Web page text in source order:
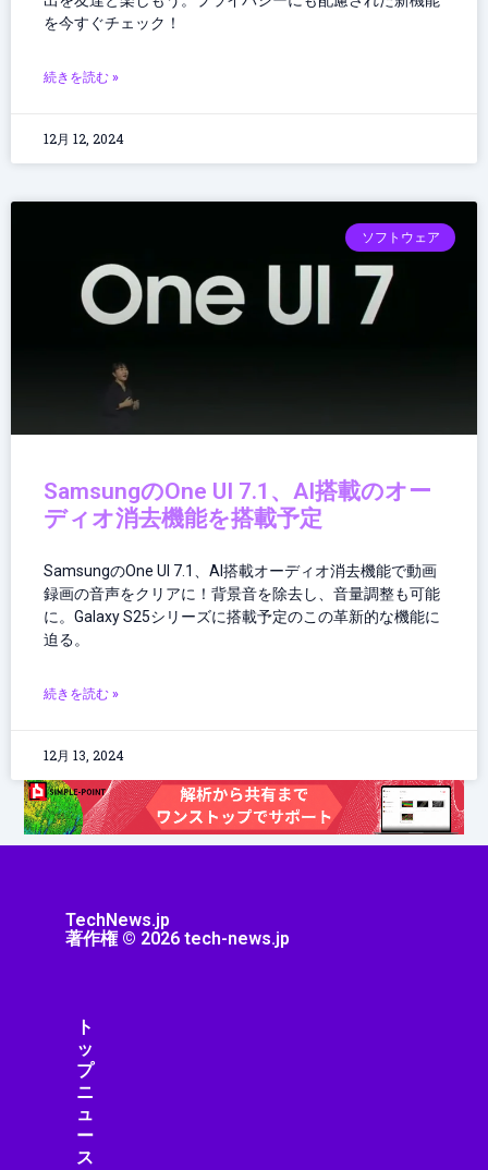
を今すぐチェック！
続きを読む »
12月 12, 2024
ソフトウェア
SamsungのOne UI 7.1、AI搭載のオー
ディオ消去機能を搭載予定
SamsungのOne UI 7.1、AI搭載オーディオ消去機能で動画
録画の音声をクリアに！背景音を除去し、音量調整も可能
に。Galaxy S25シリーズに搭載予定のこの革新的な機能に
迫る。
続きを読む »
12月 13, 2024
TechNews.jp
著作権 © 2026 tech-news.jp
ト
ッ
プ
ニ
ュ
ー
ス